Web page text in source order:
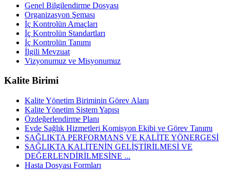
Genel Bilgilendirme Dosyası
Organizasyon Şeması
İç Kontrolün Amaçları
İç Kontrolün Standartları
İç Kontrolün Tanımı
İlgili Mevzuat
Vizyonumuz ve Misyonumuz
Kalite Birimi
Kalite Yönetim Biriminin Görev Alanı
Kalite Yönetim Sistem Yapısı
Özdeğerlendirme Planı
Evde Sağlık Hizmetleri Komisyon Ekibi ve Görev Tanımı
SAĞLIKTA PERFORMANS VE KALİTE YÖNERGESİ
SAĞLIKTA KALİTENİN GELİŞTİRİLMESİ VE
DEĞERLENDİRİLMESİNE ...
Hasta Dosyası Formları